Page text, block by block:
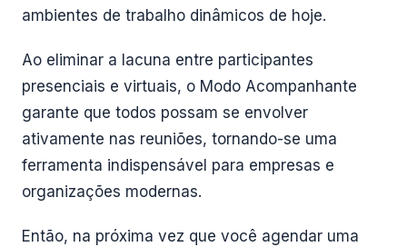
ambientes de trabalho dinâmicos de hoje.
Ao eliminar a lacuna entre participantes
presenciais e virtuais, o Modo Acompanhante
garante que todos possam se envolver
ativamente nas reuniões, tornando-se uma
ferramenta indispensável para empresas e
organizações modernas.
Então, na próxima vez que você agendar uma